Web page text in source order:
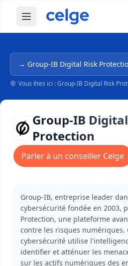
Ouvrir le menu principal
Navigation dans l'arborescence
Vous êtes ici : Group-IB Digital Risk
Group-IB
Protection
Parler à un conseiller Celge
Group-IB, entreprise leader
cybersécurité fondée en 2003,
Protection, une plateforme
contre les risques numériques.
cybersécurité utilise
identifier et atténuer les
sur les actifs numériques des